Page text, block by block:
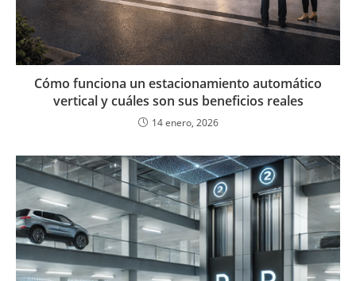
Cómo funciona un estacionamiento automático
vertical y cuáles son sus beneficios reales
14 enero, 2026